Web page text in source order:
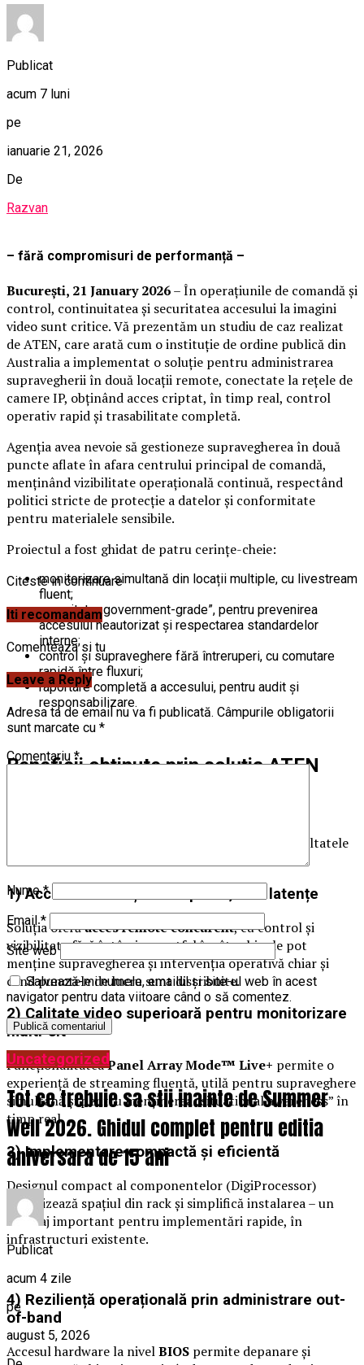
Publicat
acum 7 luni
pe
ianuarie 21, 2026
De
Razvan
– fără compromisuri de performanță –
București, 21 January 2026– În operațiunile de comandă și
control, continuitatea și securitatea accesului la imagini
video sunt critice. Vă prezentăm un studiu de caz realizat
de ATEN, care arată cum o instituție de ordine publică din
Australia a implementat o soluție pentru administrarea
supravegherii în două locații remote, conectate la rețele de
camere IP, obținând acces criptat, în timp real, control
operativ rapid și trasabilitate completă.
Agenția avea nevoie să gestioneze supravegherea în două
puncte aflate în afara centrului principal de comandă,
menținând vizibilitate operațională continuă, respectând
politici stricte de protecție a datelor și conformitate
pentru materialele sensibile.
Proiectul a fost ghidat de patru cerințe-cheie:
monitorizare simultană din locații multiple, cu livestream
fluent;
securitate „government-grade”, pentru prevenirea
accesului neautorizat și respectarea standardelor
interne;
control și supraveghere fără întreruperi, cu comutare
rapidă între fluxuri;
raportare completă a accesului, pentru audit și
responsabilizare.
Beneficii obținute prin soluția ATEN
securitatea și operabilitatea în scenarii critice. Rezultatele
1) Acces la distanță în timp real, fără latențe
Soluția oferăacces remote concurent, cu control și
vizibilitate fără întârziere, astfel încât echipele pot
menține supravegherea și intervenția operativă chiar și
când punctele de lucru sunt distribuite.
2) Calitate video superioară pentru monitorizare
multi-sit
FuncționalitateaPanel Array Mode™ Live+ permite o
experiență de streaming fluentă, utilă pentru supraveghere
simultană și pentru menținerea „situational awareness” în
timp real.
3) Implementare compactă și eficientă
Designul compact al componentelor (DigiProcessor)
optimizează spațiul din rack și simplifică instalarea – un
avantaj important pentru implementări rapide, în
infrastructuri existente.
4) Reziliență operațională prin administrare out-
of-band
Accesul hardware la nivelBIOS permite depanare și
Citeste in continuare
Iti recomandam
Comenteaza si tu
Leave a Reply
Adresa ta de email nu va fi publicată. Câmpurile obligatorii
sunt marcate cu *
Comentariu *
Nume*
Email*
Site web
Salvează-mi numele, emailul și site-ul web în acest
navigator pentru data viitoare când o să comentez.
Uncategorized
Tot ce trebuie sa stii inainte de Summer
Well 2026. Ghidul complet pentru editia
aniversara de 15 ani
Publicat
acum 4 zile
pe
august 5, 2026